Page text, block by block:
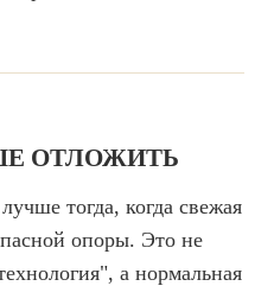
ОТЛОЖИТЬ
тогда, когда свежая
опоры. Это не
а нормальная